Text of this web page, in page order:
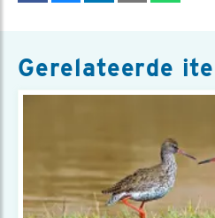
Gerelateerde